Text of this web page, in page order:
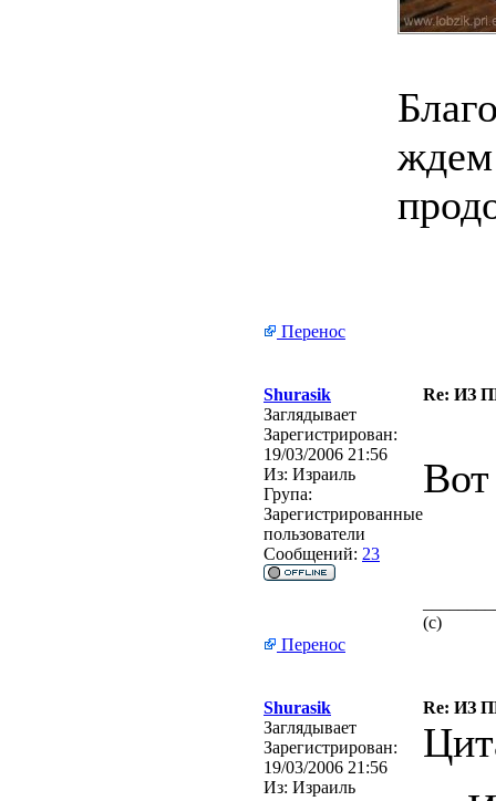
Перенос
Shurasik
Re: ИЗ
Заглядывает
Зарегистрирован:
19/03/2006 21:56
Из: Израиль
Група:
Зарегистрированные
пользователи
Сообщений: 23
(с)
Перенос
Shurasik
Re: ИЗ
Заглядывает
Зарегистрирован:
19/03/2006 21:56
Из: Израиль